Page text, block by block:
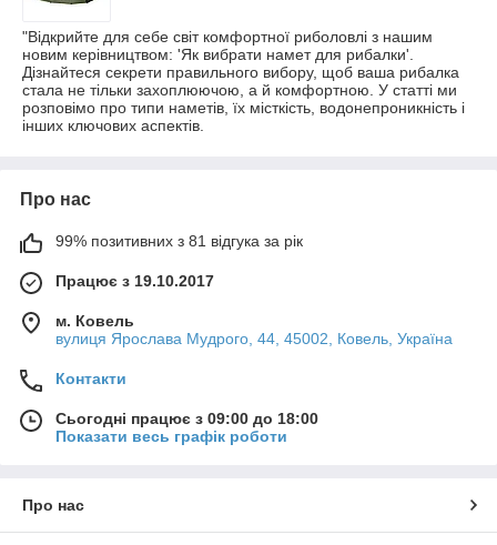
"Відкрийте для себе світ комфортної риболовлі з нашим
новим керівництвом: 'Як вибрати намет для рибалки'.
Дізнайтеся секрети правильного вибору, щоб ваша рибалка
стала не тільки захоплюючою, а й комфортною. У статті ми
розповімо про типи наметів, їх місткість, водонепроникність і
інших ключових аспектів.
Про нас
99% позитивних з 81 відгука за рік
Працює з 19.10.2017
м. Ковель
вулиця Ярослава Мудрого, 44, 45002, Ковель, Україна
Контакти
Сьогодні працює з 09:00 до 18:00
Показати весь графік роботи
Про нас